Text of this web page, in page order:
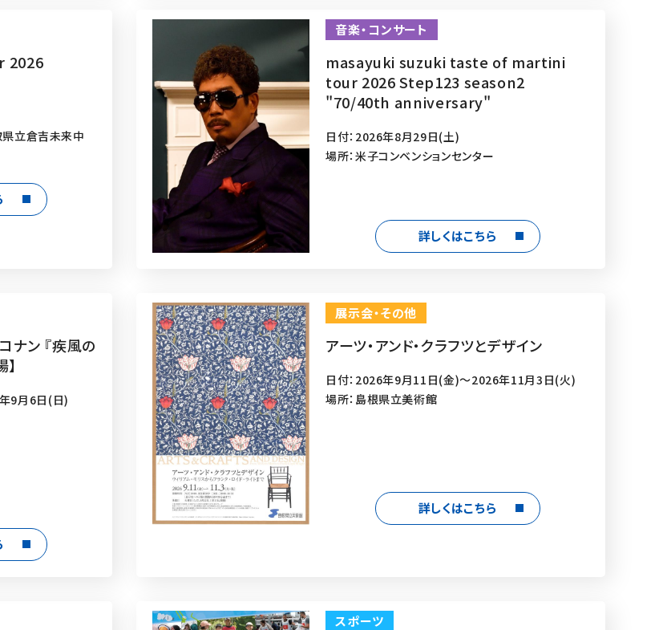
2026
県立倉吉未来中
音楽・コンサート
masayuki suzuki taste of martini
tour 2026 Step123 season2
"70/40th anniversary"
日付：2026年8月29日(土)
場所：米子コンベンションセンター
詳しくはこちら
ナン 『疾風の
9月6日(日)
展示会・その他
アーツ・アンド・クラフツとデザイン
日付：2026年9月11日(金)～2026年11月3日(火)
場所：島根県立美術館
詳しくはこちら
スポーツ